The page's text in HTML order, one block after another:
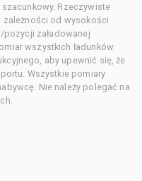
Rzeczywiste
zależności od wysokości
załadowanej
wszystkich ładunków
aby upewnić się, że
Wszystkie pomiary
Nie należy polegać na